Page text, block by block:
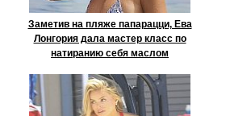
Заметив на пляже папарацци, Ева
Лонгория дала мастер класс по
натиранию себя маслом